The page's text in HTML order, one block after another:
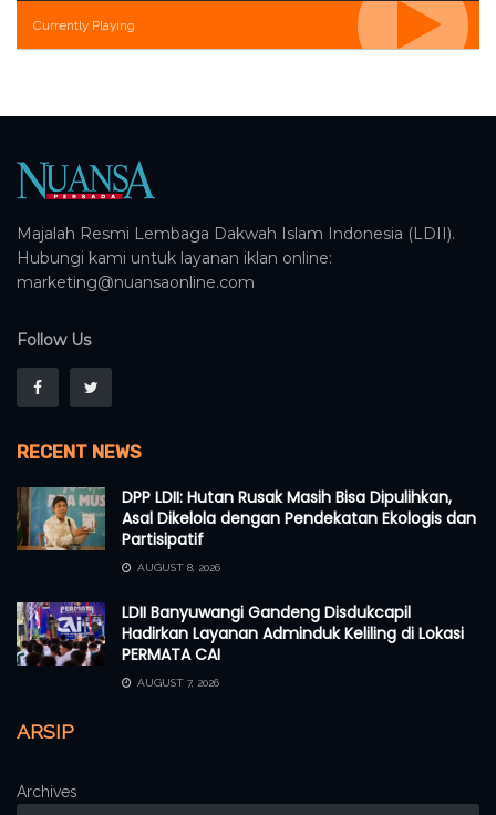
Currently Playing
Majalah Resmi Lembaga Dakwah Islam Indonesia (LDII).
Hubungi kami untuk layanan iklan online:
marketing@nuansaonline.com
Follow Us
RECENT NEWS
DPP LDII: Hutan Rusak Masih Bisa Dipulihkan,
Asal Dikelola dengan Pendekatan Ekologis dan
Partisipatif
AUGUST 8, 2026
LDII Banyuwangi Gandeng Disdukcapil
Hadirkan Layanan Adminduk Keliling di Lokasi
PERMATA CAI
AUGUST 7, 2026
ARSIP
Archives